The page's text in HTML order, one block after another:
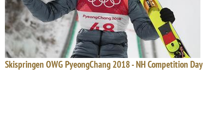
Skispringen OWG PyeongChang 2018 - NH Competition Day